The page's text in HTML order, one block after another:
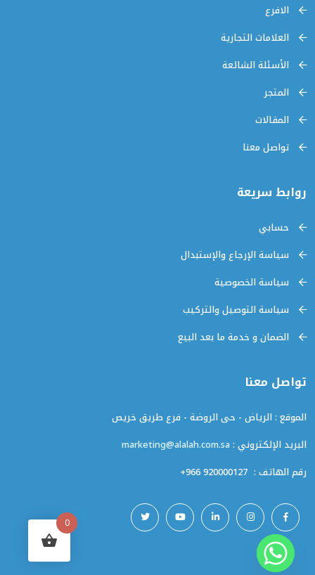
الافرع
العلامات التجارية
الأسئلة الشائعة
المتجر
المقالات
تواصل معنا
روابط سريعة
حسابي
سياسة الإرجاع والإستبدال
سياسة الخصوصية
سياسة التوصيل والتركيب
الضمان و خدمة ما بعد البيع
تواصل معنا
الموقع : الرياض - حى الروضة - فرع طريق خريص
البريد الإلكتروني : marketing@alalah.com.sa
رقم الهاتف : +966 920000127
0